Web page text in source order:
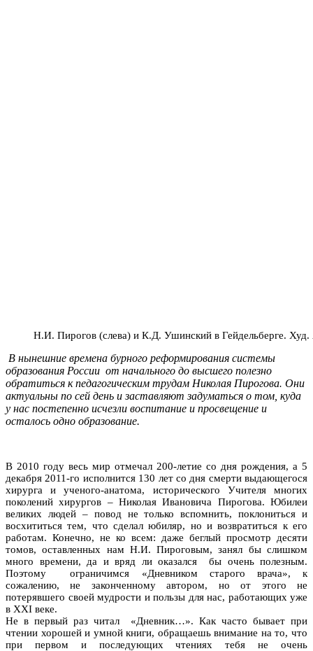
Н.И. Пирогов (слева) и К.Д. Ушинский в Гейдельберге.
В нынешние времена бурного реформирования системы
образования России от начального до высшего полезно
обратиться к педагогическим трудам Николая Пирогова. Они
актуальны по сей день и заставляют задуматься о том, куда
у нас постепенно исчезли воспитание и просвещение и
осталось одно образование.
В 2010 году весь мир отмечал 200-летие со дня рождения, а 5
декабря 2011-го исполнится 130 лет со дня смерти выдающегося
хирурга и ученого-анатома, исторического Учителя многих
поколений хирургов – Николая Ивановича Пирогова. Юбилеи
великих людей – повод не только вспомнить, поклониться и
восхититься тем, что сделал юбиляр, но и возвратиться к его
работам. Конечно, не ко всем: даже беглый просмотр десяти
томов, оставленных нам Н.И. Пироговым, занял бы слишком
много времени, да и вряд ли оказался бы очень полезным.
Поэтому ограничимся «Дневником старого врача», к
сожалению, не законченному автором, но от этого не
потерявшего своей мудрости и пользы для нас, работающих уже
в ХХI веке.
Не в первый раз читал «Дневник…». Как часто бывает при
чтении хорошей и умной книги, обращаешь внимание на то, что
при первом и последующих чтениях тебя не очень